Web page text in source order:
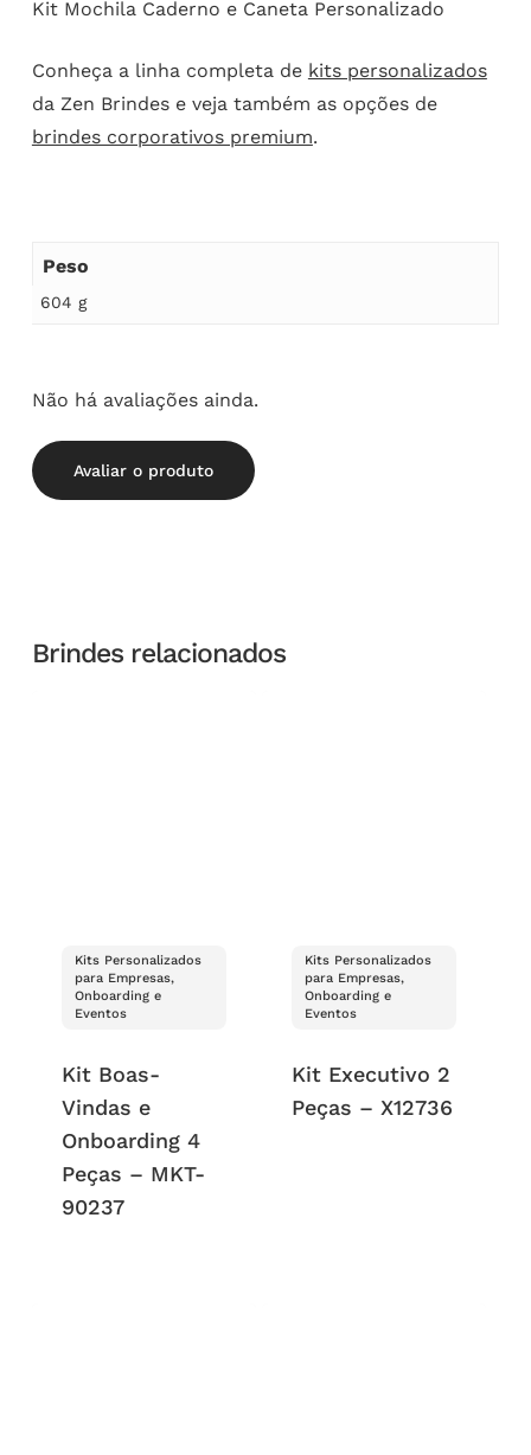
Kit Mochila Caderno e Caneta Personalizado
Conheça a linha completa de kits personalizados
da Zen Brindes e veja também as opções de
brindes corporativos premium.
Peso
604 g
Não há avaliações ainda.
Avaliar o produto
Brindes relacionados
Kits Personalizados
para Empresas,
Onboarding e
Eventos
Kit Boas-
Vindas e
Onboarding 4
Peças – MKT-
90237
Kits Personalizados
para Empresas,
Onboarding e
Eventos
Kit Executivo 2
Peças – X12736